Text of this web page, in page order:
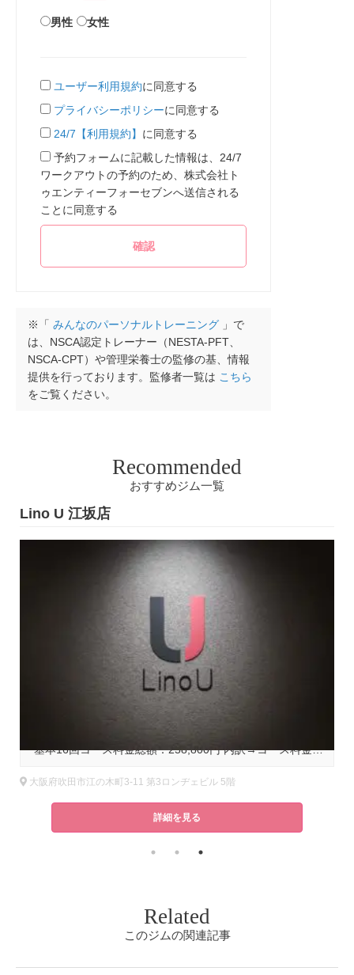
男性 女性
ユーザー利用規約に同意する
プライバシーポリシーに同意する
24/7【利用規約】 に同意する
予約フォームに記載した情報は、24/7
ワークアウトの予約のため、株式会社ト
ゥエンティーフォーセブンへ送信される
ことに同意する
※「 みんなのパーソナルトレーニング 」で
は、NSCA認定トレーナー（NESTA-PFT、
NSCA-CPT）や管理栄養士の監修の基、情報
提供を行っております。監修者一覧は こちら
をご覧ください。
Recommended
おすすめジム一覧
Lino U 江坂店
基本16回コース料金総額：258,800円 内訳→コース料金：228,800円＋入会金：30,000円※キャンペーン中！入会金無料キャンペーン実施中
大阪府吹田市江の木町3-11 第3ロンヂェビル 5階
詳細を見る
Related
このジムの関連記事